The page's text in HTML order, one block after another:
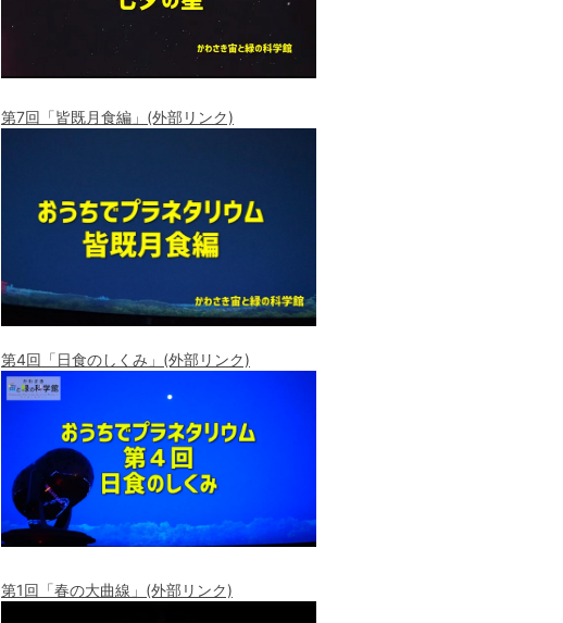
第7回「皆既月食編」(外部リンク)
第4回「日食のしくみ」(外部リンク)
第1回「春の大曲線」(外部リンク)